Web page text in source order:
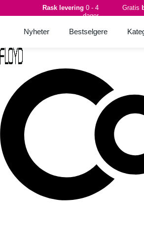
Rask levering 0 - 4
dager
Gratis
Nyheter Bestselgere